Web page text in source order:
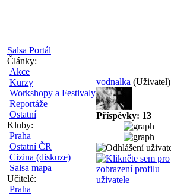
Salsa Portál
Články:
Akce
Kurzy
Workshopy a Festivaly
Reportáže
Ostatní
Kluby:
Praha
Ostatní ČR
Cizina (diskuze)
Salsa mapa
Učitelé:
Praha
vodnalka (Uživatel)
Příspěvky: 13